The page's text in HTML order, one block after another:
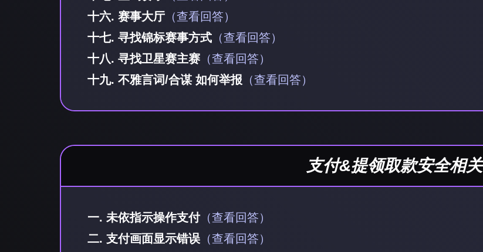
十六. 赛事大厅 （查看回答）
十七. 寻找锦标赛事方式 （查看回答）
十八. 寻找卫星赛主赛 （查看回答）
十九. 不雅言词/合谋 如何举报 （查看回答）
支付&提领取款安全相关
一. 未依指示操作支付（查看回答）
二. 支付画面显示错误 （查看回答）